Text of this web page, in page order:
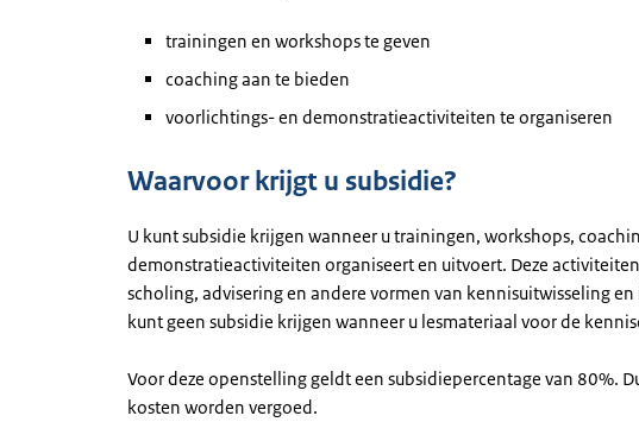
trainingen en workshops te geven
coaching aan te bieden
voorlichtings- en demonstratieactiviteiten te organiseren
Waarvoor krijgt u subsidie?
U kunt subsidie krijgen wanneer u trainingen, workshops,
demonstratieactiviteiten organiseert en uitvoert. Deze
scholing, advisering en andere vormen van kennisuitwisseling
kunt geen subsidie krijgen wanneer u lesmateriaal voor de
Voor deze openstelling geldt een subsidiepercentage van 80%.
kosten worden vergoed.